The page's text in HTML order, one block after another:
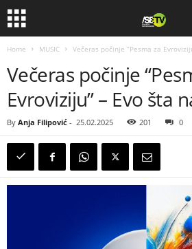
Home MUSIC Večeras počinje “Pesma za
Večeras počinje
Evroviziju” – Evo šta
By Anja Filipović - 25.02.2025 201 0